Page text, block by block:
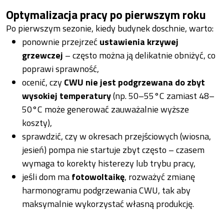
Optymalizacja pracy po pierwszym roku
Po pierwszym sezonie, kiedy budynek doschnie, warto:
ponownie przejrzećustawienia krzywej
grzewczej – często można ją delikatnie obniżyć, co
poprawi sprawność,
ocenić, czyCWU nie jest podgrzewana do zbyt
wysokiej temperatury(np. 50–55°C zamiast 48–
50°C może generować zauważalnie wyższe
koszty),
sprawdzić, czy w okresach przejściowych (wiosna,
jesień) pompa nie startuje zbyt często – czasem
wymaga to korekty histerezy lub trybu pracy,
jeśli dom mafotowoltaikę, rozważyć zmianę
harmonogramu podgrzewania CWU, tak aby
maksymalnie wykorzystać własną produkcję.